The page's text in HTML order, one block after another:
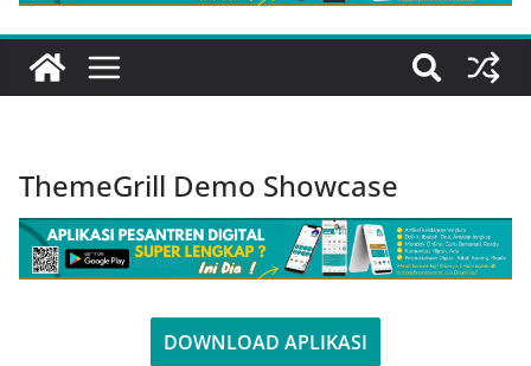
ThemeGrill Demo Showcase
DOWNLOAD APLIKASI